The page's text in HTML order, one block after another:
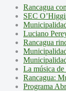
Rancagua
SEC
Luciano
Rancagua
La música
Rancagua:
Programa